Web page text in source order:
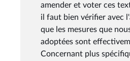
amender et voter ces
il faut bien vérifier avec
que les mesures que
adoptées sont
Concernant plus